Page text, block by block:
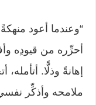
“وعندما أعود
أحرِّره من قيودِه
إهانةً وذلًّا.
ملامحه وأذكِّر